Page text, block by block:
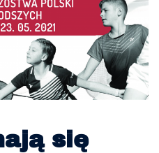
się